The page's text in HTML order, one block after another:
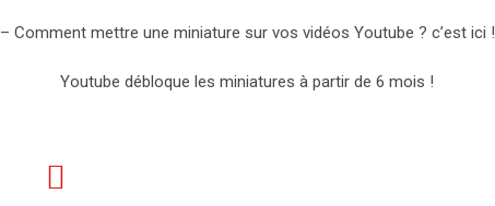
– Comment mettre une miniature sur vos vidéos Youtube ? c’est ici !
Youtube débloque les miniatures à partir de 6 mois !